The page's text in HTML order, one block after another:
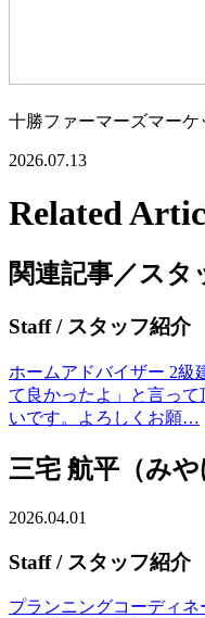
十勝ファーマーズマー
2026.07.13
Related
関連記事／スタ
Staff/ スタッフ紹介
ホームアドバイザー 2級
て良かったよ」と言っ
いです。よろしくお願…
三宅 航平（みや
2026.04.01
Staff/ スタッフ紹介
プランニングコーディ